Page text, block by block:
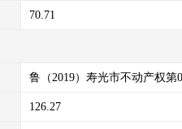
70.71
鲁（2019）寿光市不动产权第
126.27